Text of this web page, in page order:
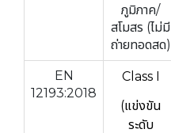
ภูมิภาค/
สโมสร (ไม่มี
ถ่ายทอดสด)
EN
12193:2018
Class I
(แข่งขัน
ระดับ